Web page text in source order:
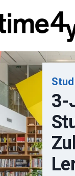
Inhalt
springen
3-